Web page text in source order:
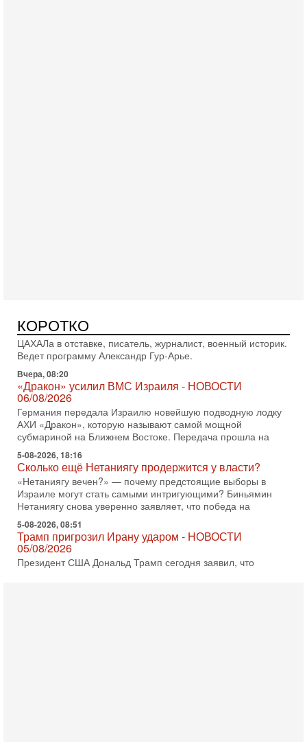
КОРОТКО
ЦАХАЛа в отставке, писатель, журналист, военный историк.
Ведет программу Александр Гур-Арье.
Вчера, 08:20
«Дракон» усилил ВМС Израиля - НОВОСТИ
06/08/2026
Германия передала Израилю новейшую подводную лодку
АХИ «Дракон», которую называют самой мощной
субмариной на Ближнем Востоке. Передача прошла на
5-08-2026, 18:16
Сколько ещё Нетаниягу продержится у власти?
«Нетаниягу вечен?» — почему предстоящие выборы в
Израиле могут стать самыми интригующими? Биньямин
Нетаниягу снова уверенно заявляет, что победа на
5-08-2026, 08:51
Трамп пригрозил Ирану ударом - НОВОСТИ
05/08/2026
Президент США Дональд Трамп сегодня заявил, что
Ормузский пролив может быть открыт «очень скоро». По
его словам, если этого не произойдет, Иран ждет